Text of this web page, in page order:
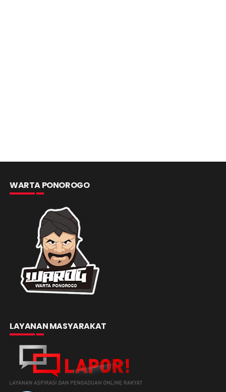
WARTA PONOROGO
LAYANAN MASYARAKAT